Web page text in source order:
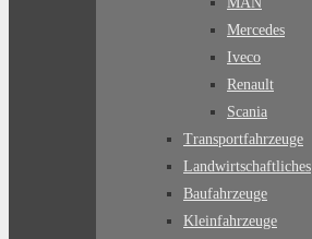
Mercedes
Iveco
Renault
Scania
Transportfahrzeuge
Landwirtschaftliches
Baufahrzeuge
Kleinfahrzeuge